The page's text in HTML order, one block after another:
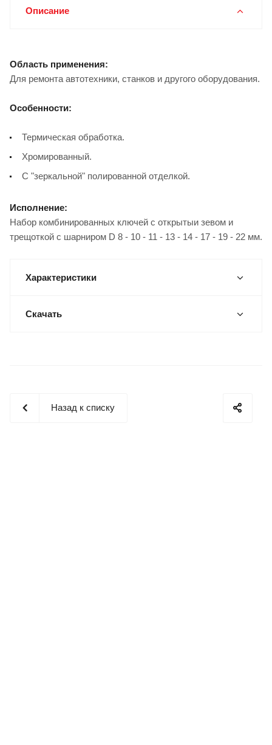
Описание
Область применения:
Для ремонта автотехники, станков и другого оборудования.
Особенности:
Термическая обработка.
Хромированный.
С "зеркальной" полированной отделкой.
Исполнение:
Набор комбинированных ключей с открытыи зевом и
трещоткой с шарниром D 8 - 10 - 11 - 13 - 14 - 17 - 19 - 22 мм.
Характеристики
Скачать
Назад к списку